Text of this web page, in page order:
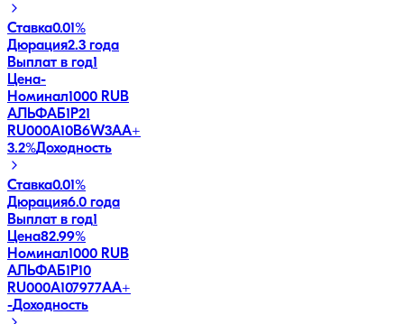
Ставка0.01%
Дюрация2.3 года
Выплат в год1
Цена-
Номинал1000 RUB
АЛЬФАБ1Р21
RU000A10B6W3AA+
3.2%Доходность
Ставка0.01%
Дюрация6.0 года
Выплат в год1
Цена82.99%
Номинал1000 RUB
АЛЬФАБ1Р10
RU000A107977AA+
-Доходность